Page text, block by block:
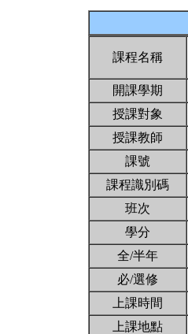
課程名稱
開課學期
授課對象
授課教師
課號
課程識別碼
班次
學分
全/半年
必/選修
上課時間
上課地點